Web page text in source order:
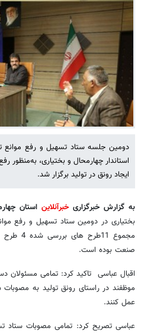
دومین جلسه ستاد تسهیل و رفع موانع
استاندار چهارمحال و بختیاری،
ایجاد رونق در تولید برگزار شد.
به گزارش خبرگزاریخبرآنلاین استان
بختیاری در دومین ستاد تسهیل و رفع
صنعت بوده است.
اقبال عباسی تاکید کرد: تمامی مسئولان
موظفند در راستای رونق تولید به
عمل کنند.
عباسی تصریح کرد: تمامی مصوبات ستاد